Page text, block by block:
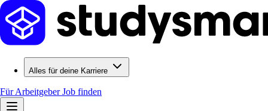
Alles für deine Karriere
Für ArbeitgeberJob finden